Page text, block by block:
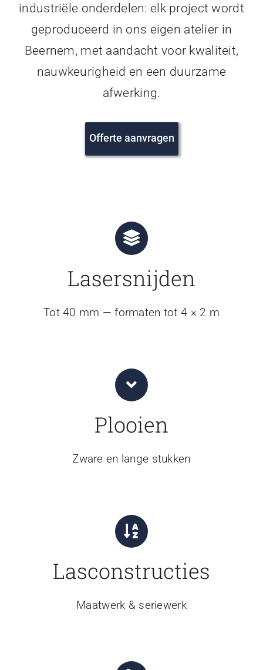
industriële onderdelen: elk project wordt
geproduceerd in ons eigen atelier in
Beernem, met aandacht voor kwaliteit,
nauwkeurigheid en een duurzame
afwerking.
Offerte aanvragen
Lasersnijden
Tot 40 mm — formaten tot 4 × 2 m
Plooien
Zware en lange stukken
Lasconstructies
Maatwerk & seriewerk